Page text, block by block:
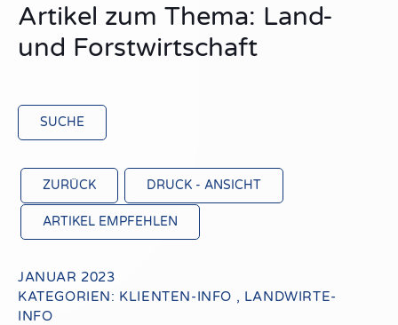
Artikel zum Thema: Land-
und Forstwirtschaft
SUCHE
ZURÜCK DRUCK - ANSICHT
ARTIKEL EMPFEHLEN
JANUAR 2023
KATEGORIEN: KLIENTEN-INFO , LANDWIRTE-
INFO